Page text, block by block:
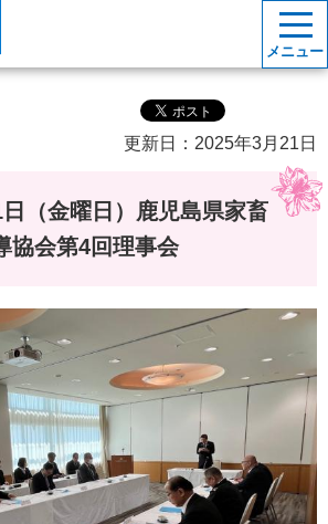
メニュー
更新日：2025年3月21日
（金曜日）鹿児島県家畜
協会第4回理事会